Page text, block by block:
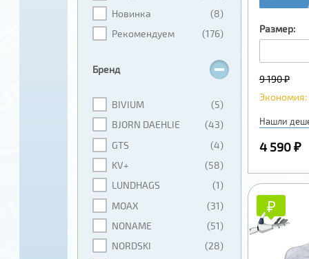
Новинка
(8)
Рекомендуем
(176)
Бренд
BIVIUM
(5)
BJORN DAEHLIE
(43)
GTS
(4)
KV+
(58)
LUNDHAGS
(1)
MOAX
(31)
NONAME
(51)
NORDSKI
(28)
Размер:
9 190 ₽
Экономия:
Нашли
4 590 ₽
₽₽